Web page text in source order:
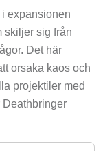
expansionen
skiljer sig från
Det här
orsaka kaos och
projektiler med
Deathbringer